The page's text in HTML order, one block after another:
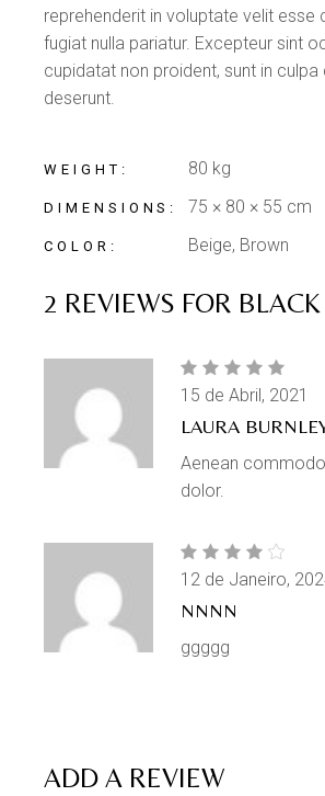
reprehenderit in voluptate velit esse
fugiat nulla pariatur. Excepteur sint
cupidatat non proident, sunt in
deserunt.
WEIGHT 80 kg
DIMENSIONS 75 × 80 × 55 cm
COLOR Beige, Brown
2 REVIEWS FOR
LAURA
15 de Abril, 2021
Aenean
dolor.
NNNN
12 de Janeiro,
ggggg
ADD A REVIEW